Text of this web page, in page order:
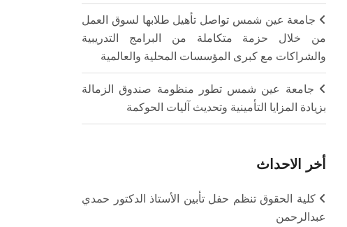
جامعة عين شمس تواصل تأهيل طلابها لسوق العمل
من خلال حزمة متكاملة من البرامج التدريبية
والشراكات مع كبرى المؤسسات المحلية والعالمية
جامعة عين شمس تطور منظومة صندوق الزمالة
بزيادة المزايا التأمينية وتحديث آليات الحوكمة
أخر الاحداث
كلية الحقوق تنظم حفل تأبين الأستاذ الدكتور حمدي
عبدالرحمن